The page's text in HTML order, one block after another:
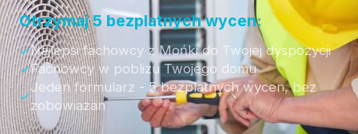
Otrzymaj 5 bezplatnych wycen:
Najlepsi fachowcy z Mońki do Twojej dyspozycji
Fachowcy w poblizu Twojego domu
Jeden formularz - 5 bezplatnych wycen, bez
zobowiazan